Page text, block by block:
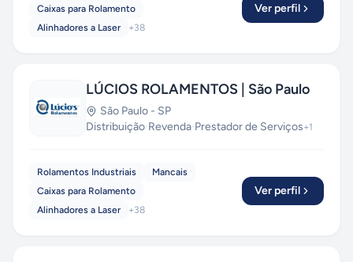
Caixas para Rolamento
Alinhadores a Laser
+38
Ver perfil
LÚCIOS ROLAMENTOS | São Paulo
São Paulo - SP
Distribuição·Revenda·Prestador de Serviços+1
Rolamentos Industriais
Mancais
Caixas para Rolamento
Alinhadores a Laser
+38
Ver perfil